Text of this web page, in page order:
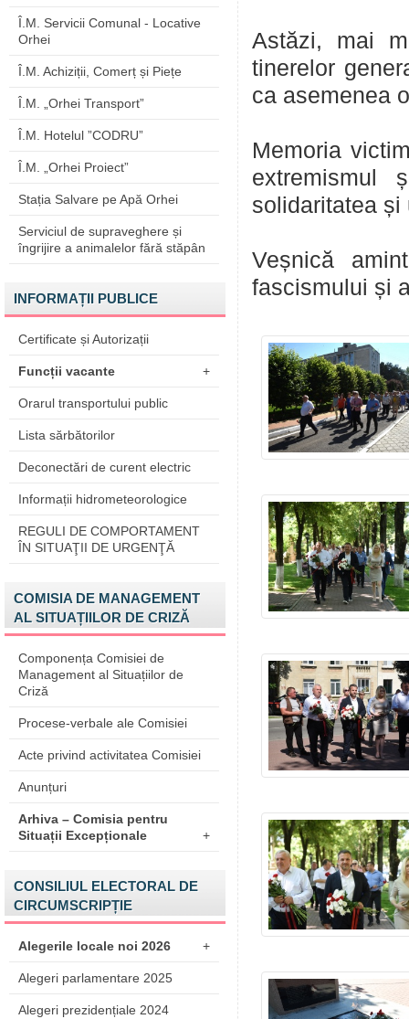
Î.M. Servicii Comunal - Locative
Orhei
Î.M. Achiziții, Comerț și Piețe
Î.M. „Orhei Transport”
Î.M. Hotelul ”CODRU”
Î.M. „Orhei Proiect”
Stația Salvare pe Apă Orhei
Serviciul de supraveghere și
îngrijire a animalelor fără stăpân
INFORMAȚII PUBLICE
Certificate și Autorizații
Funcții vacante +
Orarul transportului public
Lista sărbătorilor
Deconectări de curent electric
Informații hidrometeorologice
REGULI DE COMPORTAMENT
ÎN SITUAŢII DE URGENŢĂ
COMISIA DE MANAGEMENT
AL SITUAȚIILOR DE CRIZĂ
Componența Comisiei de
Management al Situațiilor de
Criză
Procese-verbale ale Comisiei
Acte privind activitatea Comisiei
Anunțuri
Arhiva – Comisia pentru
Situații Excepționale
+
CONSILIUL ELECTORAL DE
CIRCUMSCRIPȚIE
Alegerile locale noi 2026 +
Alegeri parlamentare 2025
Alegeri prezidențiale 2024
Astăzi, mai
tinerelor
ca asemenea
Memoria
solidaritatea și
Veșnică
fascismului și